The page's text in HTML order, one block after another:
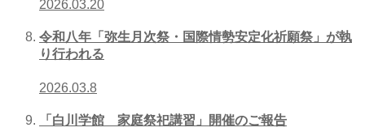
2026.03.20
令和八年「弥生月次祭・国際情勢安定化祈願祭」が執
り行われる
2026.03.8
「白川学館 家庭祭祀講習」開催のご報告